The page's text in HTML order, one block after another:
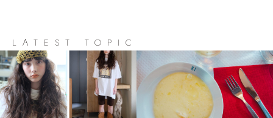
LATEST TOPIC